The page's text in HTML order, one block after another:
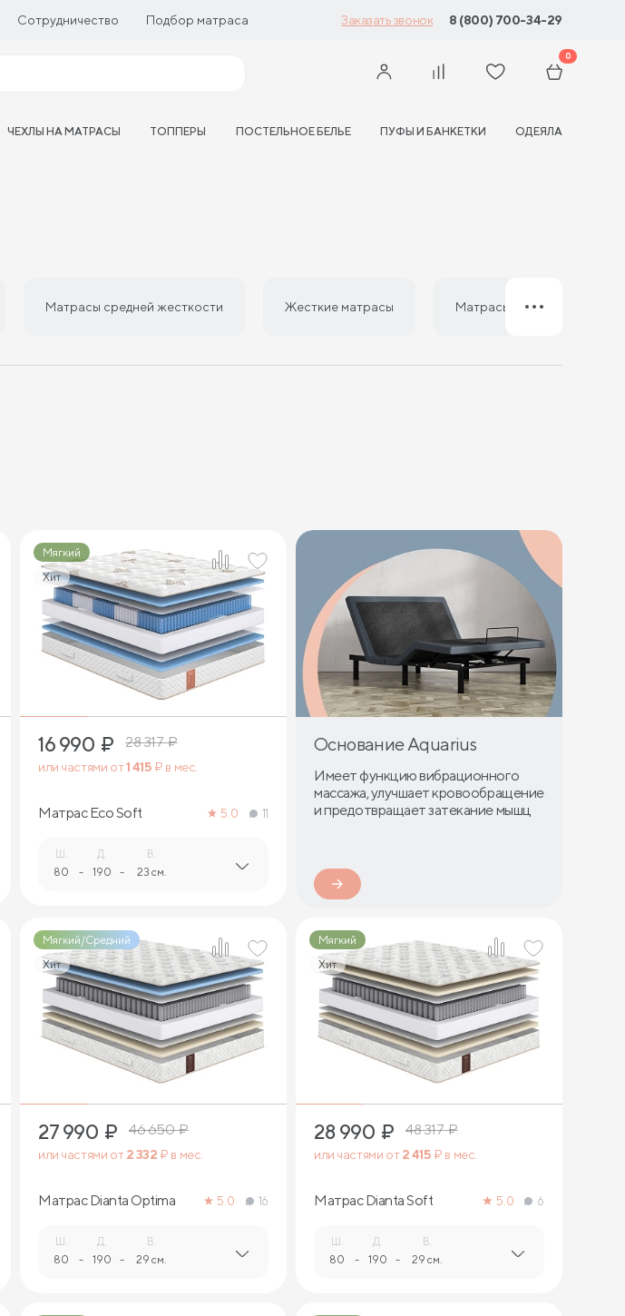
Сотрудничество Подбор матраса Заказать звонок 8 (800) 700-34-29
0
ЧЕХЛЫ НА МАТРАСЫ ТОППЕРЫ ПОСТЕЛЬНОЕ БЕЛЬЕ ПУФЫ И БАНКЕТКИ ОДЕЯЛА
Матрасы средней жесткости Жесткие матрасы Матрасы из латекса
Мягкий
Хит
1
16 990 ₽ 28 317₽
или частями от1 415 ₽ в мес.
Матрас Eco Soft 5.0 11
Ш.
80 -
Д.
190 -
В.
23 см.
Основание Aquarius
Имеет функцию вибрационного
массажа, улучшает кровообращение
и предотвращает затекание мышц
Мягкий/Средний
Хит
2
27 990 ₽ 46 650₽
или частями от2 332 ₽ в мес.
Матрас Dianta Optima 5.0 16
Ш.
80 -
Д.
190 -
В.
29 см.
Мягкий
Хит
2
28 990 ₽ 48 317₽
или частями от2 415 ₽ в мес.
Матрас Dianta Soft 5.0 6
Ш.
80 -
Д.
190 -
В.
29 см.